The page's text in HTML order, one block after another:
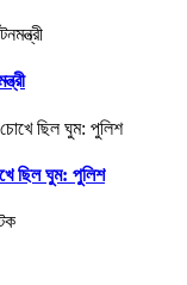
ছিল ঘুম: পুলিশ